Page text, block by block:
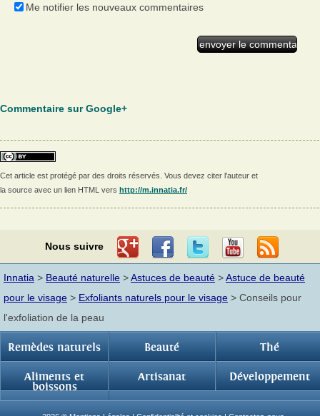
Me notifier les nouveaux commentaires
Commentaire sur Google+
Cet article est protégé par des droits réservés. Vous devez citer l'auteur et
la source avec un lien HTML vers http://m.innatia.fr/
Nous suivre
Innatia > Beauté naturelle >Astuces de beauté >Astuce de beauté
pour le visage > Exfoliants naturels pour le visage > Conseils pour
l'exfoliation de la peau
Remèdes naturels Beauté Thé
Aliments et
boissons
Artisanat Développement